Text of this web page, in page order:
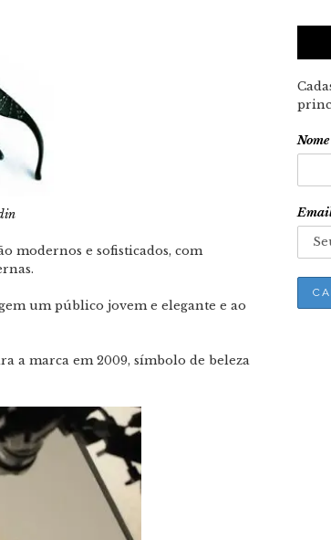
modernos e sofisticados, com
um público jovem e elegante e ao
a marca em 2009, símbolo de beleza
Nome